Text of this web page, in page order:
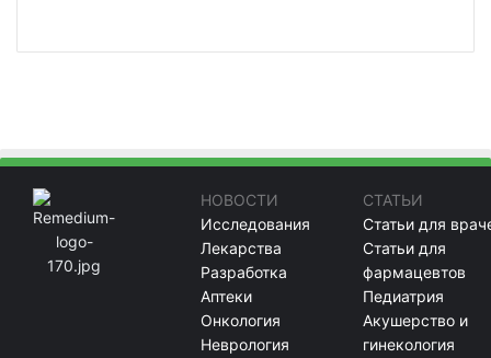
НОВОСТИ
Исследования
Лекарства
Разработка
Аптеки
Онкология
Неврология
СТАТЬИ
Статьи для
Статьи для
фармацевтов
Педиатрия
Акушерство и
гинекология